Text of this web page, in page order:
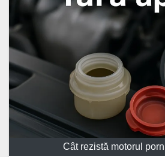
Cât rezistă motorul